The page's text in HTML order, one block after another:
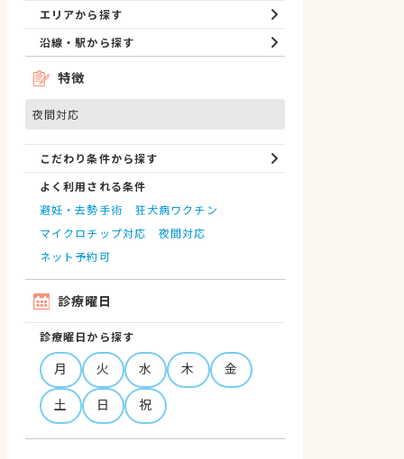
エリアから探す
沿線・駅から探す
特徴
夜間対応
こだわり条件から探す
よく利用される条件
避妊・去勢手術
狂犬病ワクチン
マイクロチップ対応
夜間対応
ネット予約可
診療曜日
診療曜日から探す
月 火 水 木
金
土
日 祝